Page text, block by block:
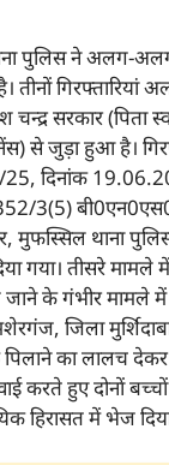
पुलिस ने अलग-
तीनों
सरकार (पिता
से जुड़ा हुआ है।
दिनांक
बी0एन0एस0
थाना
गया। तीसरे
के गंभीर मामले में
जिला
का लालच देकर
करते हुए दोनों
हिरासत में भेज